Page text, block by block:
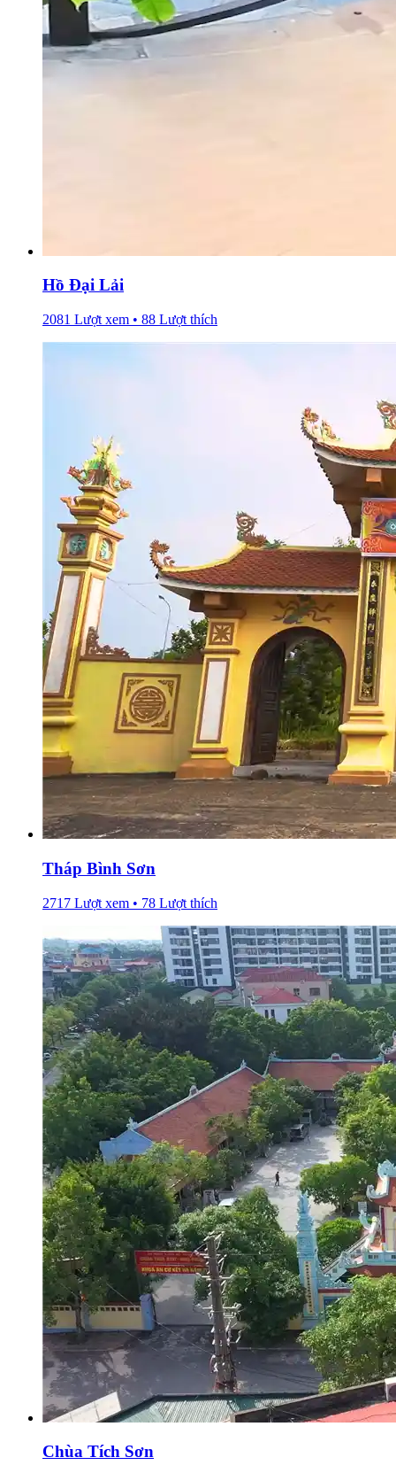
Hồ Đại Lải
2081 Lượt xem • 88 Lượt thích
Tháp Bình Sơn
2717 Lượt xem • 78 Lượt thích
Chùa Tích Sơn